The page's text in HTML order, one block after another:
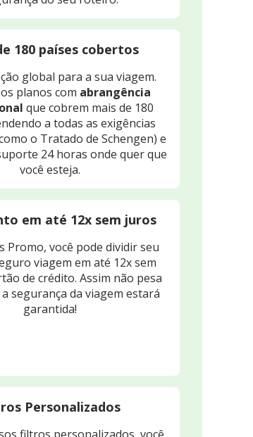
180 países cobertos
global para a sua viagem.
planos com abrangência
que cobrem mais de 180
a todas as exigências
o Tratado de Schengen) e
24 horas onde quer que
você esteja.
em até 12x sem juros
Promo, você pode dividir seu
viagem em até 12x sem
de crédito. Assim não pesa
segurança da viagem estará
garantida!
Personalizados